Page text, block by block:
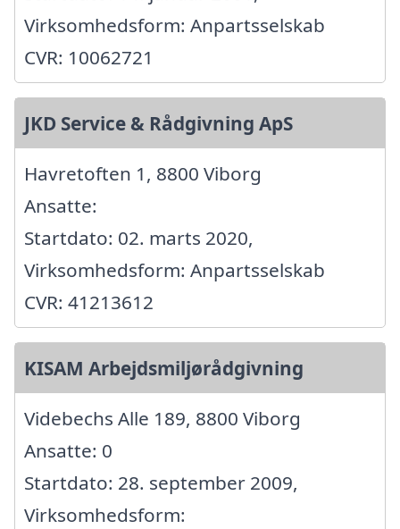
Virksomhedsform: Anpartsselskab
CVR: 10062721
JKD Service & Rådgivning ApS
Havretoften 1, 8800 Viborg
Ansatte:
Startdato: 02. marts 2020,
Virksomhedsform: Anpartsselskab
CVR: 41213612
KISAM Arbejdsmiljørådgivning
Videbechs Alle 189, 8800 Viborg
Ansatte: 0
Startdato: 28. september 2009,
Virksomhedsform: